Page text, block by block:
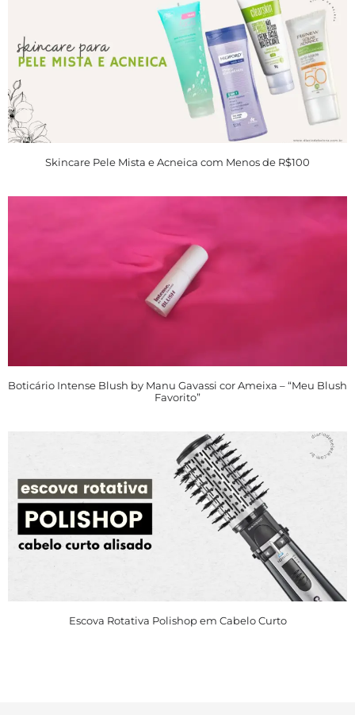
Skincare Pele Mista e Acneica com Menos de R$100
Boticário Intense Blush by Manu Gavassi cor Ameixa – “Meu Blush
Favorito”
Escova Rotativa Polishop em Cabelo Curto